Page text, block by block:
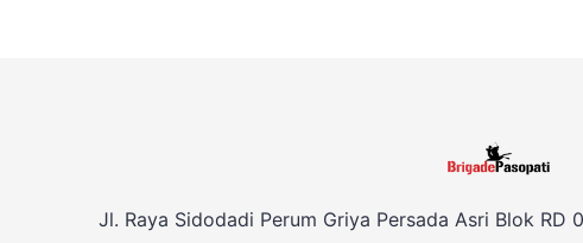
Jl. Raya Sidodadi Perum Griya Persada Asri Blok RD